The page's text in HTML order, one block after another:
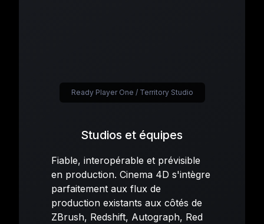
Studios et équipes
Fiable, interopérable et prévisible
en production. Cinema 4D s'intègre
parfaitement aux flux de
production existants aux côtés de
ZBrush, Redshift, Autograph, Red
Ready Player One / Territory Studio